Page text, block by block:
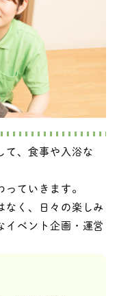
て、食事や入浴な
ていきます。
なく、日々の楽しみ
イベント企画・運営